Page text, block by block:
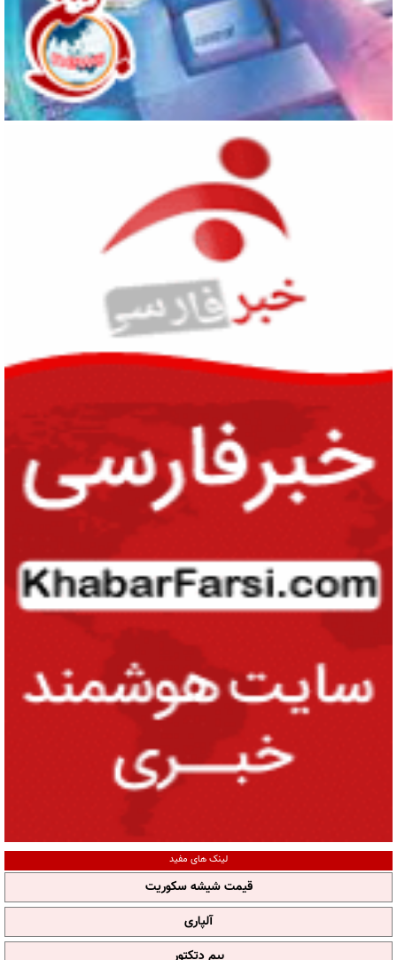
لینک های مفید
قیمت شیشه سکوریت
آلپاری